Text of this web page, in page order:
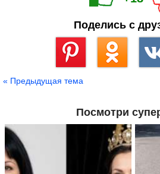
Поделись с
« Предыдущая тема
Посмотри